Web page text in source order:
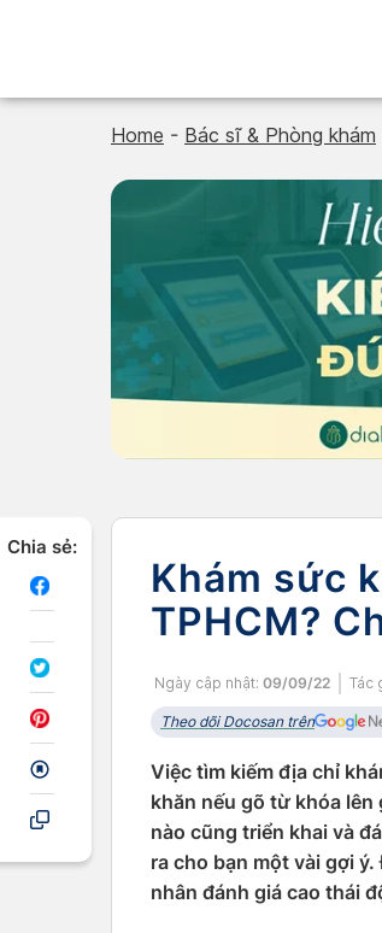
Home - Bác sĩ & Phòng khám
Chia sẻ:
Khám sức
TPHCM?
Ngày cập nhật: 09/09/22 Tác
Theo dõi Docosan trên
Việc tìm kiếm địa chỉ
khăn nếu gõ từ khóa
nào cũng triển khai và
ra cho bạn một vài gợi
nhân đánh giá cao thái